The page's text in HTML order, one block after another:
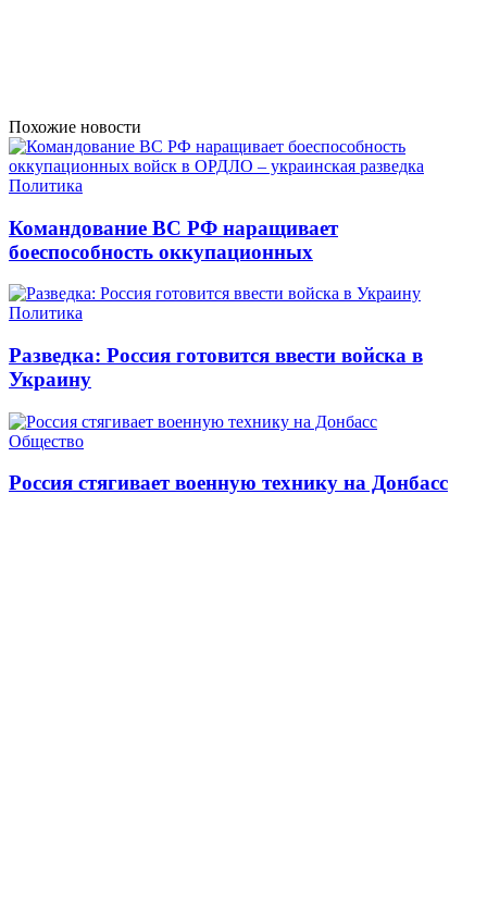
Похожие новости
Политика
Командование ВС РФ наращивает
боеспособность оккупационных
Политика
Разведка: Россия готовится ввести войска в
Украину
Общество
Россия стягивает военную технику на Донбасс